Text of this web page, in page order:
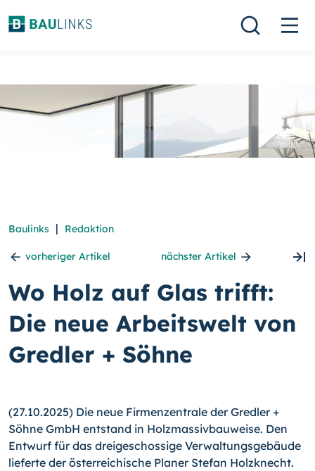
Baulinks | Redaktion
vorheriger Artikel nächster Artikel
Wo Holz auf Glas trifft:
Die neue Arbeitswelt von
Gredler + Söhne
(27.10.2025) Die neue Firmenzentrale der Gredler +
Söhne GmbH entstand in Holzmassivbauweise. Den
Entwurf für das dreigeschossige Verwaltungsgebäude
lieferte der österreichische Planer Stefan Holzknecht.